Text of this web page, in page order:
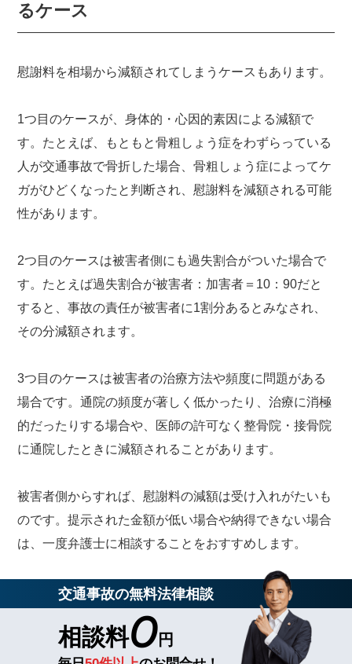
るケース
慰謝料を相場から減額されてしまうケースもあります。
1つ目のケースが、身体的・心因的素因による減額で
す。たとえば、もともと骨粗しょう症をわずらっている
人が交通事故で骨折した場合、骨粗しょう症によってケ
ガがひどくなったと判断され、慰謝料を減額される可能
性があります。
2つ目のケースは被害者側にも過失割合がついた場合で
す。たとえば過失割合が被害者：加害者＝10：90だと
すると、事故の責任が被害者に1割分あるとみなされ、
その分減額されます。
3つ目のケースは被害者の治療方法や頻度に問題がある
場合です。通院の頻度が著しく低かったり、治療に消極
的だったりする場合や、医師の許可なく整骨院・接骨院
に通院したときに減額されることがあります。
被害者側からすれば、慰謝料の減額は受け入れがたいも
のです。提示された金額が低い場合や納得できない場合
は、一度弁護士に相談することをおすすめします。
交通事故の無料法律相談
相談料0 円